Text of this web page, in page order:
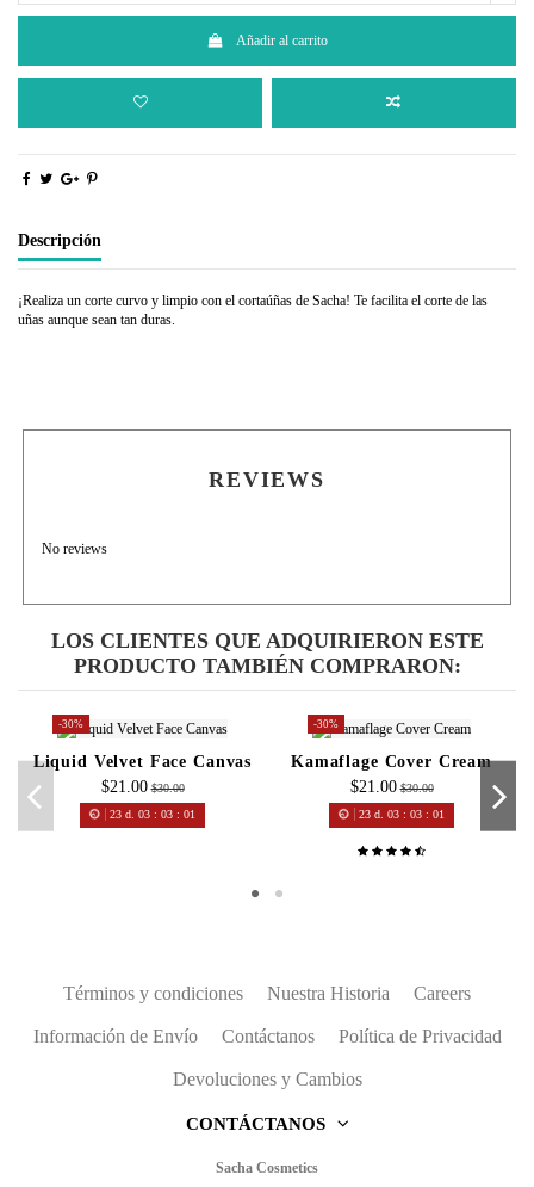
Añadir al carrito
Descripción
¡Realiza un corte curvo y limpio con el cortaúñas de Sacha! Te facilita el corte de las
uñas aunque sean tan duras.
REVIEWS
No reviews
LOS CLIENTES QUE ADQUIRIERON ESTE
PRODUCTO TAMBIÉN COMPRARON:
-30%
Liquid Velvet Face Canvas
$21.00 $30.00
23 d. 03 :03 :01
-30%
Kamaflage Cover Cream
$21.00 $30.00
23 d. 03 :03 :01
Términos y condiciones Nuestra Historia Careers
Información de Envío Contáctanos Política de Privacidad
Devoluciones y Cambios
CONTÁCTANOS
Sacha Cosmetics